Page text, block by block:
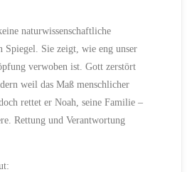
naturwissenschaftliche
Spiegel. Sie zeigt, wie eng unser
verwoben ist. Gott zerstört
weil das Maß menschlicher
rettet er Noah, seine Familie –
Rettung und Verantwortung